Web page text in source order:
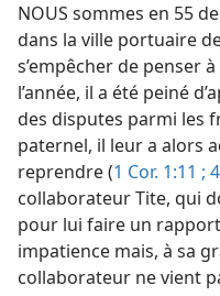
NOUS sommes en 55
dans la ville portuaire
s’empêcher de penser
l’année, il a été peiné
des disputes parmi les
paternel, il leur a alors
reprendre (1 Cor. 1:11 ;
collaborateur Tite, qui
pour lui faire un
impatience mais, à sa
collaborateur ne vient